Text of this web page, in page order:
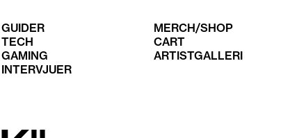
GUIDER
TECH
GAMING
INTERVJUER
MERCH/SHOP
CART
ARTISTGALLERI